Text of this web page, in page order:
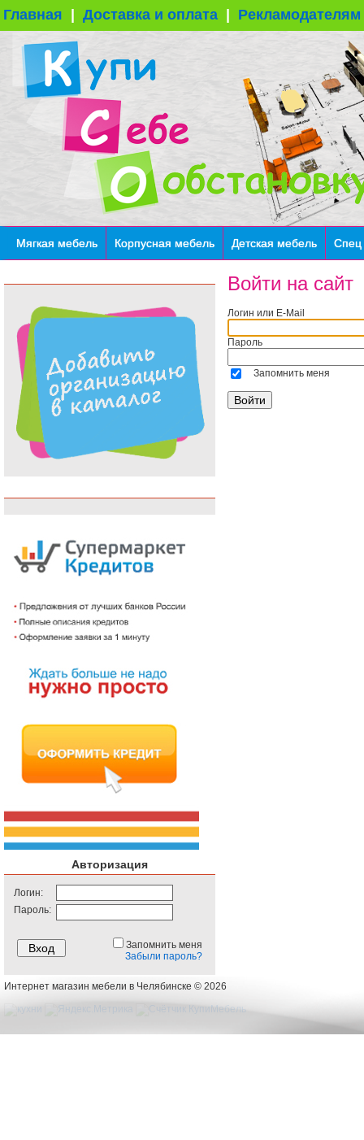
Главная Доставка и оплата Рекламодателям
Мягкая мебель Корпусная мебель Детская мебель Спец
Авторизация
Логин:
Пароль:
Запомнить меня
Забыли пароль?
Войти на сайт
Логин или E-Mail
Пароль
Запомнить меня
Интернет магазин мебели в Челябинске © 2026